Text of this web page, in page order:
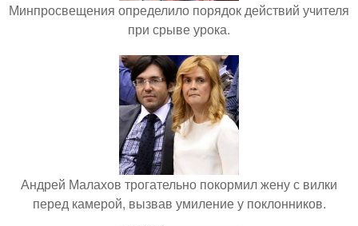
Минпросвещения определило порядок действий учителя
при срыве урока.
Андрей Малахов трогательно покормил жену с вилки
перед камерой, вызвав умиление у поклонников.